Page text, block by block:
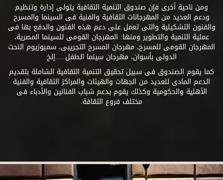
ومن ناحية أخرى فإن صندوق التنمية الثقافية يتولى إدارة وتنظيم
ودعم العديد من المهرجانات الثقافية والفنية فى السينما والمسرح
والفنون التشكيلية والتى تعمل على دعم هذه الفنون والدفع بها فى
عملية التنمية والتطوير ومنها: المهرجان القومى للسينما المصرية،
المهرجان القومى للمسرح، مهرجان المسرح التجريبى، سمبوزيوم النحت
الدولى بأسوان، مهرجان سينما الطفل.....إلخ
كما يقوم الصندوق فى سبيل تحقيق التنمية الثقافية الشاملة بتقديم
الدعم المادى للعديد من الجهات والهيئات والمراكز الثقافية والفنية
الأهلية والحكومية وكذلك يقوم بدعم شباب الفنانين والأدباء فى
مختلف فروع الثقافة.